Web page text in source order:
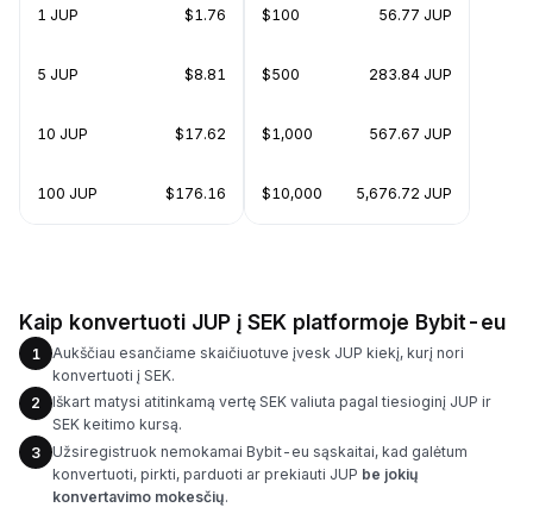
1 JUP $1.76
5 JUP $8.81
10 JUP $17.62
100 JUP $176.16
$100 56.77 JUP
$500 283.84 JUP
$1,000 567.67 JUP
$10,000 5,676.72 JUP
Kaip konvertuoti JUP į SEK platformoje Bybit-eu
1
Aukščiau esančiame skaičiuotuve įvesk JUP kiekį, kurį nori
konvertuoti į SEK.
2
Iškart matysi atitinkamą vertę SEK valiuta pagal tiesioginį JUP ir
SEK keitimo kursą.
3
Užsiregistruok nemokamai Bybit-eu sąskaitai, kad galėtum
konvertuoti, pirkti, parduoti ar prekiauti JUP be jokių
konvertavimo mokesčių.